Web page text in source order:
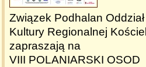
Związek Podhalan
Kultury Regionalnej
zapraszają na
VIII POLANIARSKI OSOD